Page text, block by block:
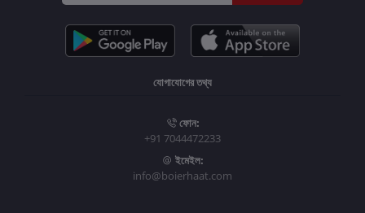
যোগাযোগের তথ্য
ফোন:
+91 7044472233
ইমেইল:
info@boierhaat.com